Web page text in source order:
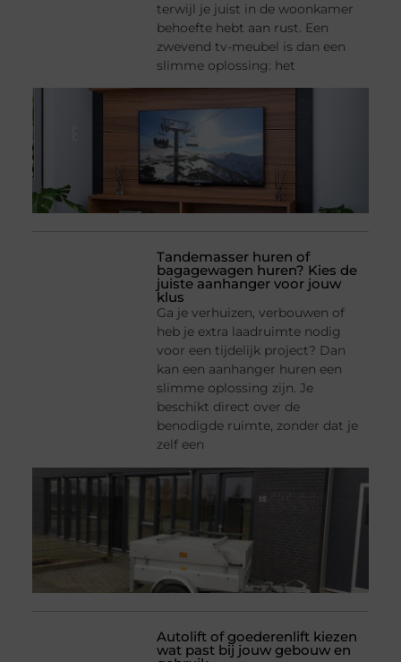
terwijl je juist in de woonkamer
behoefte hebt aan rust. Een
zwevend tv-meubel is dan een
slimme oplossing: het
Tandemasser huren of
bagagewagen huren? Kies de
juiste aanhanger voor jouw
klus
Ga je verhuizen, verbouwen of
heb je extra laadruimte nodig
voor een tijdelijk project? Dan
kan een aanhanger huren een
slimme oplossing zijn. Je
beschikt direct over de
benodigde ruimte, zonder dat je
zelf een
Autolift of goederenlift kiezen
wat past bij jouw gebouw en